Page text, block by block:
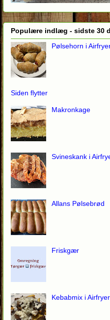
Populære indlæg - sidste 30
Pølsehorn i
Siden flytter
Makronkage
Svineskank i
Allans Pølsebrød
Friskgær
Kebabmix i Airfryer